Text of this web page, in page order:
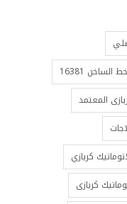
الساخن 16381
المعتمد
كريازي
كريازى